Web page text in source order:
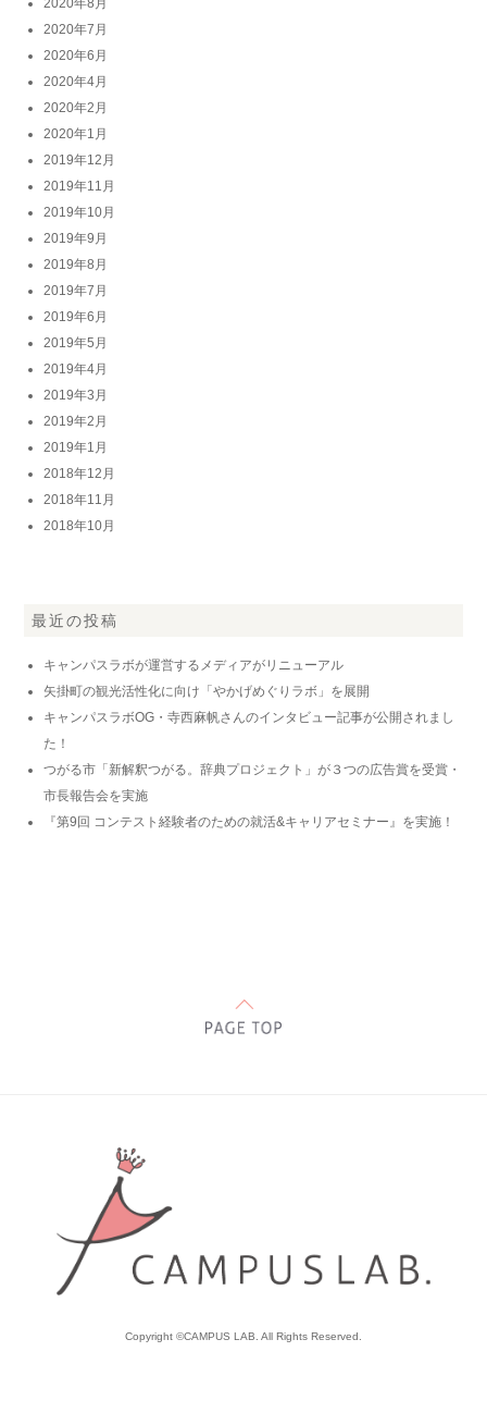
2020年8月
2020年7月
2020年6月
2020年4月
2020年2月
2020年1月
2019年12月
2019年11月
2019年10月
2019年9月
2019年8月
2019年7月
2019年6月
2019年5月
2019年4月
2019年3月
2019年2月
2019年1月
2018年12月
2018年11月
2018年10月
最近の投稿
キャンパスラボが運営するメディアがリニューアル
矢掛町の観光活性化に向け「やかげめぐりラボ」を展開
キャンパスラボOG・寺西麻帆さんのインタビュー記事が公開されまし
た！
つがる市「新解釈つがる。辞典プロジェクト」が３つの広告賞を受賞・
市長報告会を実施
『第9回 コンテスト経験者のための就活&キャリアセミナー』を実施！
Copyright ©CAMPUS LAB. All Rights Reserved.